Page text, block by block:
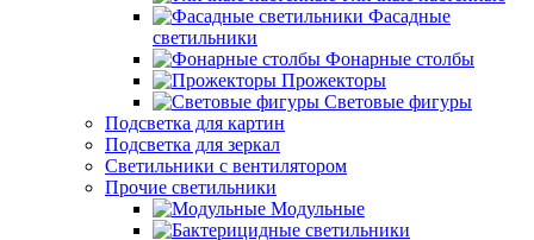
Фасадные
светильники
Фонарные столбы
Прожекторы
Световые фигуры
Подсветка для картин
Подсветка для зеркал
Светильники с вентилятором
Прочие светильники
Модульные